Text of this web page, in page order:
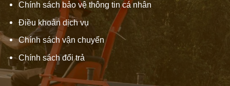
Chính sách bảo vệ thông tin cá nhân
Điều khoản dịch vụ
Chính sách vận chuyển
Chính sách đổi trả